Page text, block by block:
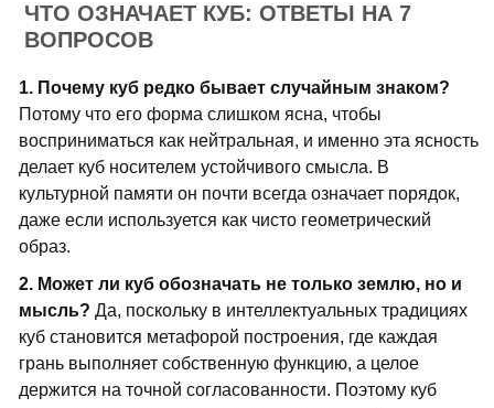
ЧТО ОЗНАЧАЕТ КУБ: ОТВЕТЫ НА 7
ВОПРОСОВ
1. Почему куб редко бывает случайным знаком?
Потому что его форма слишком ясна, чтобы
восприниматься как нейтральная, и именно эта ясность
делает куб носителем устойчивого смысла. В
культурной памяти он почти всегда означает порядок,
даже если используется как чисто геометрический
образ.
2. Может ли куб обозначать не только землю, но и
мысль? Да, поскольку в интеллектуальных традициях
куб становится метафорой построения, где каждая
грань выполняет собственную функцию, а целое
держится на точной согласованности. Поэтому куб